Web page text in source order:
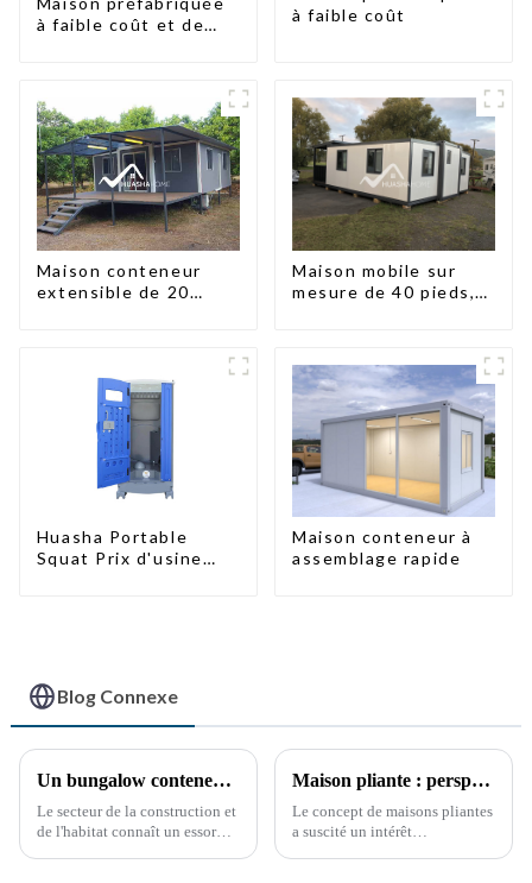
à faible coût et de
à faible coût
Maison conteneur
extensible de 20
Maison mobile sur
mesure de 40 pieds,
Huasha Portable
Squat Prix d'usine
Personnalisée
Personnalisée
Maison conteneur à
assemblage rapide
Blog Connexe
Un bungalow conteneur pliable innovant de 40 pieds redéfinit l'espace de vie modulaire
Le secteur de la construction et
de l'habitat connaît un essor
Maison pliante : perspectives de développement futur
Le concept de maisons pliantes
a suscité un intérêt